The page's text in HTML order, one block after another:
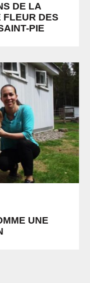
DE LA
FLEUR DES
PIE
UNE